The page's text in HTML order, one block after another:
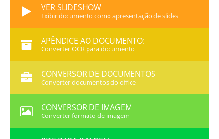
VER SLIDESHOW
Exibir documento como apresentação de slides
APÊNDICE AO DOCUMENTO:
Converter OCR para documento
CONVERSOR DE DOCUMENTOS
Converter documentos do office
CONVERSOR DE IMAGEM
Converter formato de imagem